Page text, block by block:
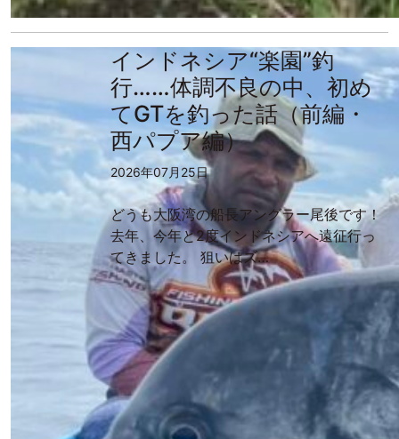
インドネシア“楽園”釣
行……体調不良の中、初め
てGTを釣った話（前編・
西パプア編）
2026年07月25日
どうも大阪湾の船長アングラー尾後です！
去年、今年と2度インドネシアへ遠征行っ
てきました。 狙いはズ…